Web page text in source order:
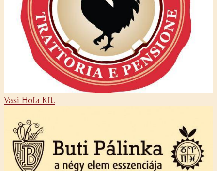
Vasi Hofa Kft.